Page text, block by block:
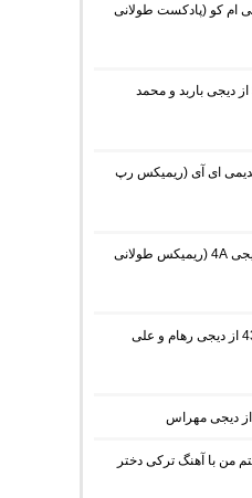
امکو 43 از دیجی ام کو (پادکست طولانی
دانلود ریمیکس تهران فیت 55 از دیجی باربد و محمد
ای آی (ریمیکس رپ
دانلود ریمیکس گمبرون 6 از دیجی 4A (ریمیکس طولانی
دانلود ریمیکس موزیک باکس 43 از دیجی رهام و علی
من با آهنگ ترکی دختر